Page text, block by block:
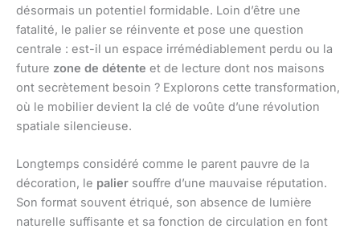
désormais un potentiel formidable. Loin d’être une
fatalité, le palier se réinvente et pose une question
centrale : est-il un espace irrémédiablement perdu ou la
future zone de détente et de lecture dont nos maisons
ont secrètement besoin ? Explorons cette transformation,
où le mobilier devient la clé de voûte d’une révolution
spatiale silencieuse.
Longtemps considéré comme le parent pauvre de la
décoration, le palier souffre d’une mauvaise réputation.
Son format souvent étriqué, son absence de lumière
naturelle suffisante et sa fonction de circulation en font